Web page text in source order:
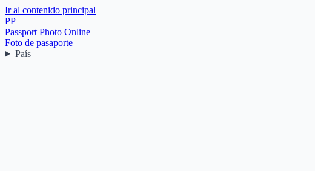
Ir al contenido principal
PP
Passport Photo Online
Foto de pasaporte
País